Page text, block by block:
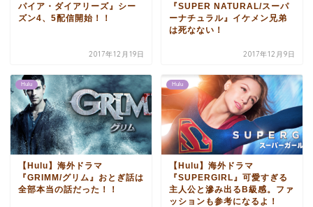
パイア・ダイアリーズ』シー
ズン4、5配信開始！！
2017年12月19日
『SUPER NATURAL/スーパ
ーナチュラル』イケメン兄弟
は死なない！
2017年12月9日
Hulu
【Hulu】海外ドラマ
『GRIMM/グリム』おとぎ話は
全部本当の話だった！！
Hulu
【Hulu】海外ドラマ
『SUPERGIRL』可愛すぎる
主人公と滲み出るB級感。ファ
ッションも参考になるよ！